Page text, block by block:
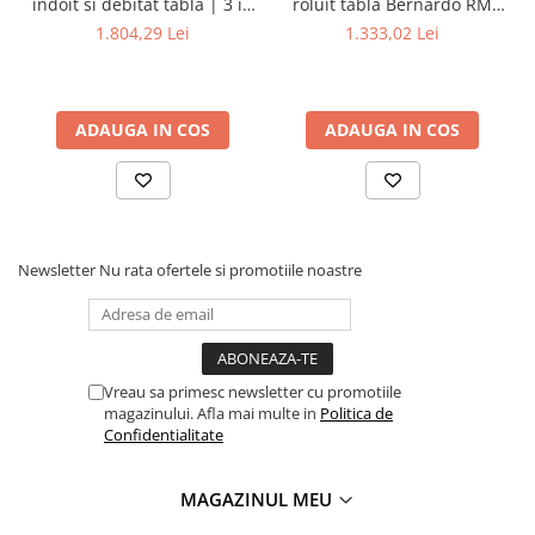
Accesorii utilaje
mecanice cu banda si disc
Accesorii pentru masini de ascutit
Accesorii pentru masini de gaurit
filete
Accesorii pentru mașini de găurit
Accesorii pentru strunguri
Accesorii polizor umed și uscat
Accesorii generale
Accesorii pentru mașini de șlefuit
indoit si debitat tabla | 3 in
1 - 200
1.804,29 Lei
ADAUGA IN COS
roluit tabla Bernardo RM
305
1.333,02 Lei
ADAUGA IN COS
Newsletter Nu rata ofertele si promotiile noastre
Vreau sa primesc newsletter cu promotiile
magazinului. Afla mai multe in Politica de
Confidentialitate
MAGAZINUL MEU